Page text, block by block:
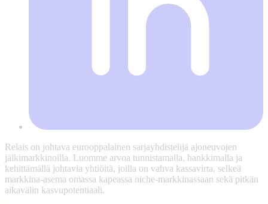
Relais on johtava eurooppalainen sarjayhdistelijä ajoneuvojen
jälkimarkkinoilla. Luomme arvoa tunnistamalla, hankkimalla ja
kehittämällä johtavia yhtiöitä, joilla on vahva kassavirta, selkeä
markkina-asema omassa kapeassa niche-markkinassaan sekä pitkän
aikavälin kasvupotentiaali.